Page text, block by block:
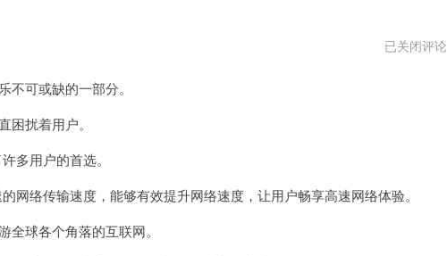
神
已关闭评论
可或缺的一部分。
扰着用户。
用户的首选。
络传输速度，能够有效提升网络速度，让用户畅享高速网络体验。
球各个角落的互联网。